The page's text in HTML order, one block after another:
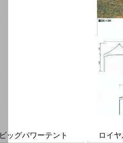
ビッグパワーテント ロイ